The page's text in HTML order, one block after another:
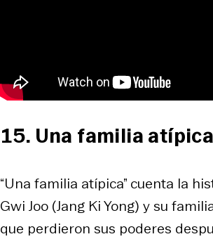
15. Una familia atípica
“Una familia atípica” cuenta la
Gwi Joo (Jang Ki Yong) y su
que perdieron sus poderes